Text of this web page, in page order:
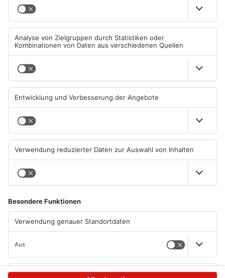
Polizeieinsatz in Mühlheimer
04.08.2026, 07:54 UHR IN KREIS
OFFENBACH
Rodgau jetzt mehr Geduld
04.08.2026, 06:47 UHR IN KREIS
OFFENBACH